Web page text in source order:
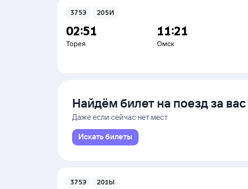
375Э 205И
02:51
Торея
11:21
Омск
Найдём билет на поезд за вас
Даже если сейчас нет мест
Искать билеты
375Э 201Ы